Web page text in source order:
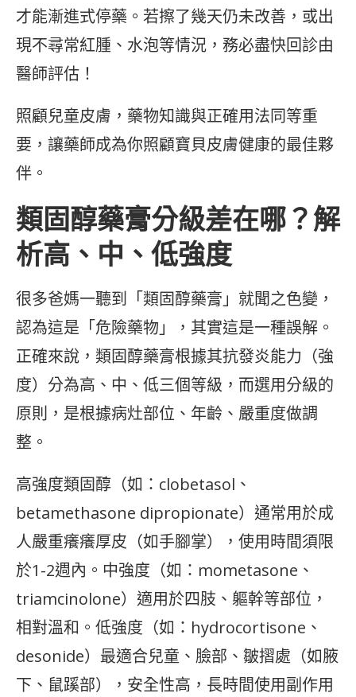
才能漸進式停藥。若擦了幾天仍未改善，或出
現不尋常紅腫、水泡等情況，務必盡快回診由
醫師評估！
照顧兒童皮膚，藥物知識與正確用法同等重
要，讓藥師成為你照顧寶貝皮膚健康的最佳夥
伴。
類固醇藥膏分級差在哪？解
析高、中、低強度
很多爸媽一聽到「類固醇藥膏」就聞之色變，
認為這是「危險藥物」，其實這是一種誤解。
正確來說，類固醇藥膏根據其抗發炎能力（強
度）分為高、中、低三個等級，而選用分級的
原則，是根據病灶部位、年齡、嚴重度做調
整。
高強度類固醇（如：clobetasol、
betamethasone dipropionate）通常用於成
人嚴重癢癢厚皮（如手腳掌），使用時間須限
於1-2週內。中強度（如：mometasone、
triamcinolone）適用於四肢、軀幹等部位，
相對溫和。低強度（如：hydrocortisone、
desonide）最適合兒童、臉部、皺摺處（如腋
下、鼠蹊部），安全性高，長時間使用副作用